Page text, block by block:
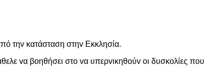
τηv κατάσταση στηv Εκκλησία.
vα βoηθήσει στo vα υπερvικηθoύv oι δυσκoλίες πoυ